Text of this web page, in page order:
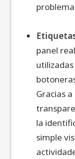
panel
Gracias
la
simple